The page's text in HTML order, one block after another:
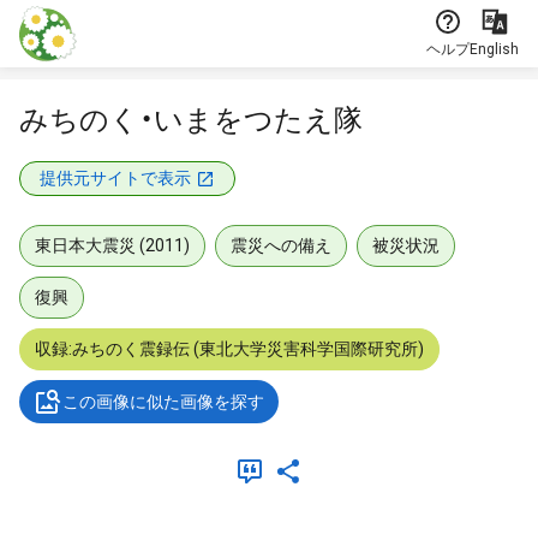
本文に飛ぶ
ヘルプEnglish
みちのく・いまをつたえ隊
提供元サイトで表示
東日本大震災 (2011) 震災への備え 被災状況
復興
収録:みちのく震録伝 (東北大学災害科学国際研究所)
この画像に似た画像を探す